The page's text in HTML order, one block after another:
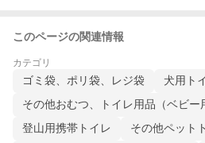
このページの関連情報
カテゴリ
ゴミ袋、ポリ袋、レジ袋
犬用ト
その他おむつ、トイレ用品（ベビー
登山用携帯トイレ
その他ペット